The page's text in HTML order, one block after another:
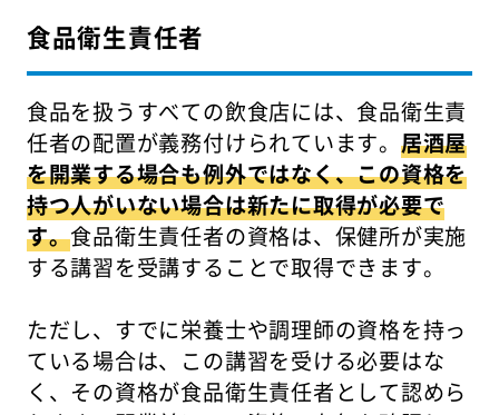
食品衛生責任者
食品を扱うすべての飲食店には、食品衛生責
任者の配置が義務付けられています。 居酒屋
を開業する場合も例外ではなく、この資格を
持つ人がいない場合は新たに取得が必要で
す。食品衛生責任者の資格は、保健所が実施
する講習を受講することで取得できます。
ただし、すでに栄養士や調理師の資格を持っ
ている場合は、この講習を受ける必要はな
く、その資格が食品衛生責任者として認めら